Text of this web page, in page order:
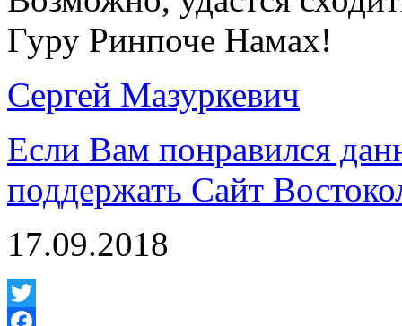
Гуру Ринпоче Намах!
Сергей Мазуркевич
Если Вам понравился
поддержать Сайт
17.09.2018
Twitter